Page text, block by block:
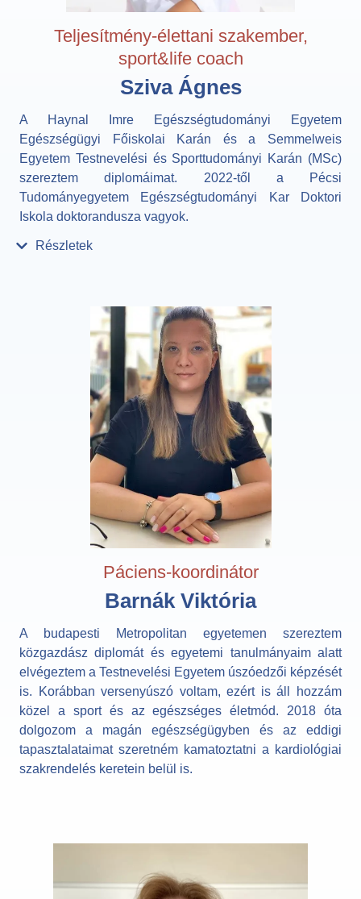
Teljesítmény-élettani szakember,
sport&life coach
Sziva Ágnes
A Haynal Imre Egészségtudományi Egyetem
Egészségügyi Főiskolai Karán és a Semmelweis
Egyetem Testnevelési és Sporttudományi Karán (MSc)
szereztem diplomáimat. 2022-től a Pécsi
Tudományegyetem Egészségtudományi Kar Doktori
Iskola doktorandusza vagyok.
Részletek
Páciens-koordinátor
Barnák Viktória
A budapesti Metropolitan egyetemen szereztem
közgazdász diplomát és egyetemi tanulmányaim alatt
elvégeztem a Testnevelési Egyetem úszóedzői képzését
is. Korábban versenyúszó voltam, ezért is áll hozzám
közel a sport és az egészséges életmód. 2018 óta
dolgozom a magán egészségügyben és az eddigi
tapasztalataimat szeretném kamatoztatni a kardiológiai
szakrendelés keretein belül is.